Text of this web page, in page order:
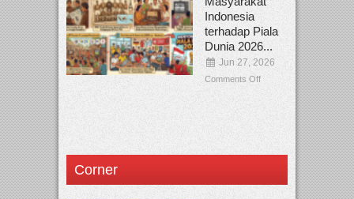
Indonesia
terhadap Piala
Dunia 2026...
Jun 27, 2026
Comments Off
Corner